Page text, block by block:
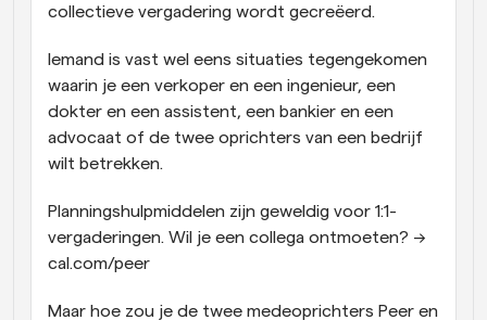
collectieve vergadering wordt gecreëerd.
Iemand is vast wel eens situaties tegengekomen
waarin je een verkoper en een ingenieur, een
dokter en een assistent, een bankier en een
advocaat of de twee oprichters van een bedrijf
wilt betrekken.
Planningshulpmiddelen zijn geweldig voor 1:1-
vergaderingen. Wil je een collega ontmoeten? →
cal.com/peer
Maar hoe zou je de twee medeoprichters Peer en